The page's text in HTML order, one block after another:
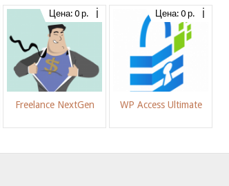
Цена: 0 р.
Freelance NextGen
Цена: 0 р.
WP Access Ultimate